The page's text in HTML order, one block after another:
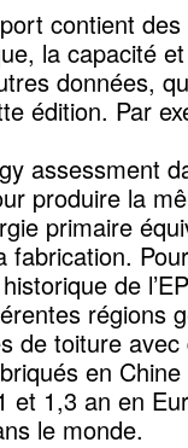
contient
la capacité
données,
édition. Par
assessment
produire la
primaire
fabrication.
de
régions
de toiture
en
et 1,3 an en
le monde.